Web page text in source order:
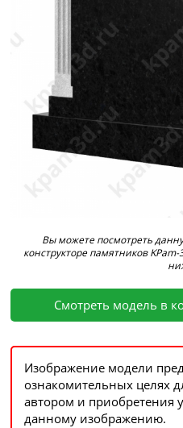
Вы можете посмотреть
конструкторе памятников
Смотреть модель в
Изображение модели
ознакомительных целях
автором и приобретения
данному изображению.